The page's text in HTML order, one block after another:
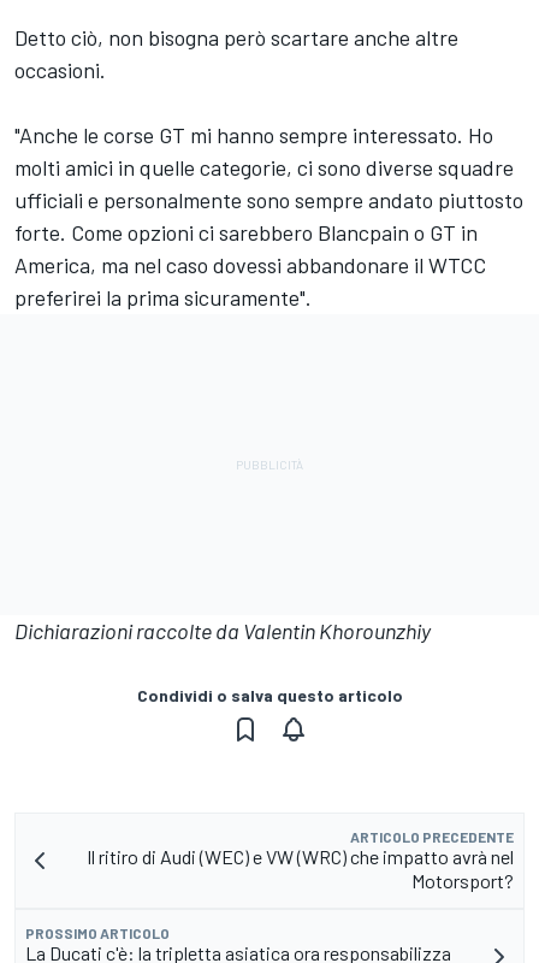
Detto ciò, non bisogna però scartare anche altre
occasioni.
"Anche le corse GT mi hanno sempre interessato. Ho
molti amici in quelle categorie, ci sono diverse squadre
ufficiali e personalmente sono sempre andato piuttosto
forte. Come opzioni ci sarebbero Blancpain o GT in
America, ma nel caso dovessi abbandonare il WTCC
preferirei la prima sicuramente".
Dichiarazioni raccolte da Valentin Khorounzhiy
Condividi o salva questo articolo
ARTICOLO PRECEDENTE
Il ritiro di Audi (WEC) e VW (WRC) che impatto avrà nel
Motorsport?
PROSSIMO ARTICOLO
La Ducati c'è: la tripletta asiatica ora responsabilizza